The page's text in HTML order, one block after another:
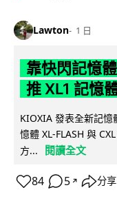
Lawton 1 日
靠快閃記憶
推 XL1 記憶
KIOXIA 發表全新記憶
憶體 XL-FLASH 與
方...
閱讀全文
84 5 ↗ 分享